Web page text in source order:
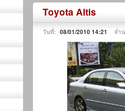
Toyota Altis
วันที่: 08/01/2010 14:21 จำ